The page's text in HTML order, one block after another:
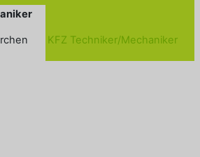
KFZ Techniker/Mechaniker